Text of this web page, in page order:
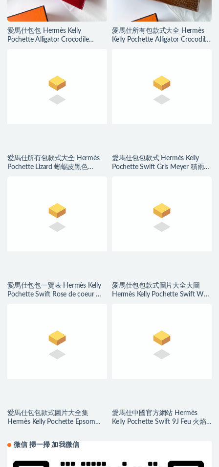
愛馬仕包包 Hermès Kelly
Pochette Alligator Crocodile
愛馬仕所有包款式大全 Hermès
Kelly Pochette Alligator Crocodile
愛馬仕所有包款式大全 Hermès
Pochette Lizard 蜥蜴皮黑色
愛馬仕包包款式 Hermès Kelly
Pochette Swift Gris Meyer 積雨雲
愛馬仕包包一覽表 Hermès Kelly
Pochette Swift Rose de coeur 心
愛馬仕包包款式圖片大全大圖
Hermès Kelly Pochette Swift W0
愛馬仕包包款式圖片大全集
Hermès Kelly Pochette Epsom
愛馬仕中國官方網站 Hermès
Kelly Pochette Swift 9J Feu 火焰
微信 掃一掃 加我微信